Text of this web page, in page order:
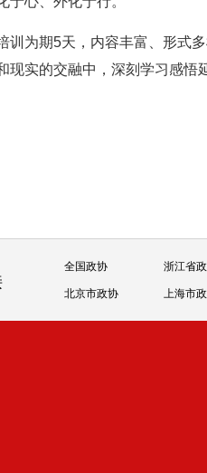
训为期5天，内容丰富、形式
现实的交融中，深刻学习感悟
全国政协 浙江省
北京市政协 上海市